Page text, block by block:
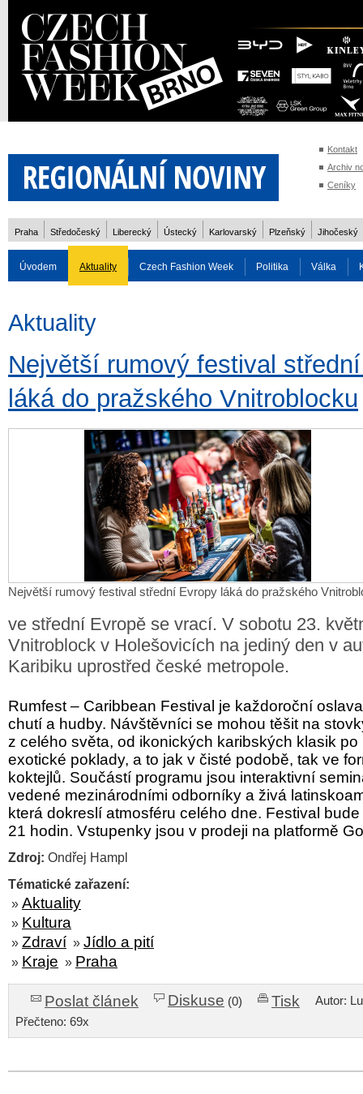
Kontakt
Archiv
Ceníky
Praha Středočeský Liberecký Ústecký Karlovarský Plzeňský Jihočeský
Úvodem Aktuality Czech Fashion Week Politika Válka
Aktuality
Největší rumový festival
láká do pražského Vnitroblocku
Největší rumový festival střední Evropy láká do pražského
ve střední Evropě se vrací. V sobotu 23.
Vnitroblock v Holešovicích na jediný den v
Karibiku uprostřed české metropole.
Rumfest – Caribbean Festival je každoroční
chutí a hudby. Návštěvníci se mohou těšit na
z celého světa, od ikonických karibských klasik po
exotické poklady, a to jak v čisté podobě, tak ve
koktejlů. Součástí programu jsou interaktivní
vedené mezinárodními odborníky a živá
která dokreslí atmosféru celého dne. Festival
21 hodin. Vstupenky jsou v prodeji na platformě
Zdroj: Ondřej Hampl
Tématické zařazení:
» Aktuality
» Kultura
» Zdraví » Jídlo a pití
» Kraje » Praha
Poslat článek Diskuse (0) Tisk
Autor:
Přečteno: 69x